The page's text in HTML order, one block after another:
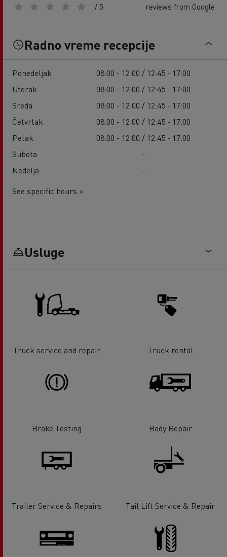
/ 5 reviews from Google
Radno vreme recepcije
Ponedeljak
08:00 - 12:00 / 12:45 - 17:00
Utorak
08:00 - 12:00 / 12:45 - 17:00
Sreda
08:00 - 12:00 / 12:45 - 17:00
Četvrtak
08:00 - 12:00 / 12:45 - 17:00
Petak
08:00 - 12:00 / 12:45 - 17:00
Subota
-
Nedelja
-
See specific hours >
Usluge
Truck service and repair Truck rental
Brake Testing Body Repair
Trailer Service & Repairs Tail Lift Service & Repair